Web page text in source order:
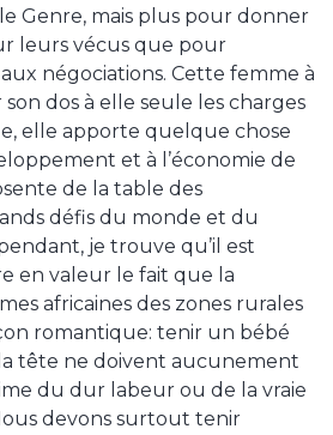
Genre, mais plus pour donner
leurs vécus que pour
négociations. Cette femme à
dos à elle seule les charges
elle apporte quelque chose
et à l’économie de
de la table des
défis du monde et du
je trouve qu’il est
en valeur le fait que la
africaines des zones rurales
romantique: tenir un bébé
tête ne doivent aucunement
du dur labeur ou de la vraie
devons surtout tenir